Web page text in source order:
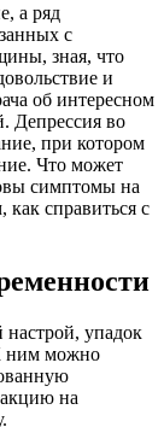
а ряд
с
зная, что
и
об интересном
Депрессия во
при котором
Что может
симптомы на
как справиться с
настрой, упадок
ним можно
на